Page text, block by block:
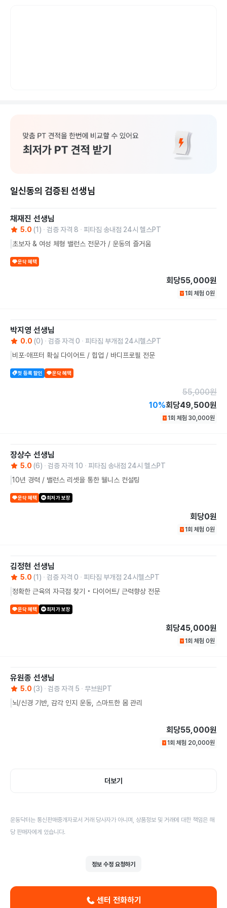
일신동의 검증된 선생님
채재진 선생님
5.0 (1 ) 검증 자격 8
피타짐 송내점 24시 헬스PT
초보자 & 여성 체형 밸런스 전문가 / 운동의 즐거움
운닥 혜택
회당55,000원
1회 체험 0원
박지영 선생님
0.0 (0) 검증 자격 0
피타짐 부개점 24시헬스PT
비포·애프터 확실 다이어트 / 힙업 / 바디프로필 전문
첫 등록 할인 운닥 혜택
55,000원
10%회당49,500원
1회 체험 30,000원
장상수 선생님
5.0 (6) 검증 자격 10
피타짐 송내점 24시 헬스PT
10년 경력 / 밸런스 리셋을 통한 웰니스 컨설팅
운닥 혜택 최저가 보장
회당0원
1회 체험 0원
김정현 선생님
5.0 (1 ) 검증 자격 0
피타짐 부개점 24시헬스PT
정확한 근육의 자극점 찾기 • 다이어트/ 근력향상 전문
운닥 혜택 최저가 보장
회당45,000원
1회 체험 0원
유원종 선생님
5.0 (3) 검증 자격 5
무브원PT
뇌/신경 기반, 감각 인지 운동, 스마트한 몸 관리
회당55,000원
1회 체험 20,000원
더보기
운동닥터는 통신판매중개자로서 거래 당사자가 아니며, 상품정보 및 거래에 대한 책임은 해
당 판매자에게 있습니다.
정보 수정 요청하기
센터 전화하기